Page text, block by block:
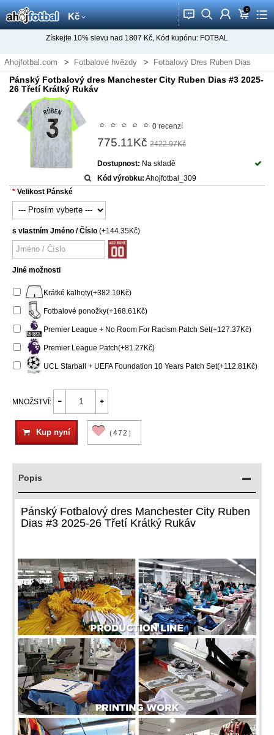
Kč 󰂱 󰂨 󰃳 0
󰃦 󰃖
Získejte 10% slevu nad 1807 Kč, Kód kupónu: FOTBAL
Ahojfotbal.com Fotbalové hvězdy Fotbalový Dres Ruben Dias
Pánský Fotbalový dres Manchester City Ruben Dias #3 2025-
26 Třetí Krátký Rukáv
0 recenzí
775.11Kč 2422.97Kč
Dostupnost: Na skladě
Kód výrobku: Ahojfotbal_309
Velikost Pánské
s vlastním Jméno / Číslo (+144.35Kč)
Jiné možnosti
Krátké kalhoty(+382.10Kč)
Fotbalové ponožky(+168.61Kč)
Premier League + No Room For Racism Patch Set(+127.37Kč)
Premier League Patch(+81.27Kč)
UCL Starball + UEFA Foundation 10 Years Patch Set(+112.81Kč)
MNOŽSTVÍ:
Kup nyní （472）
Popis
Pánský Fotbalový dres Manchester City Ruben
Dias #3 2025-26 Třetí Krátký Rukáv